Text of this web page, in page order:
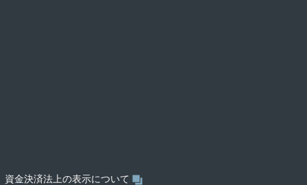
資金決済法上の表示について